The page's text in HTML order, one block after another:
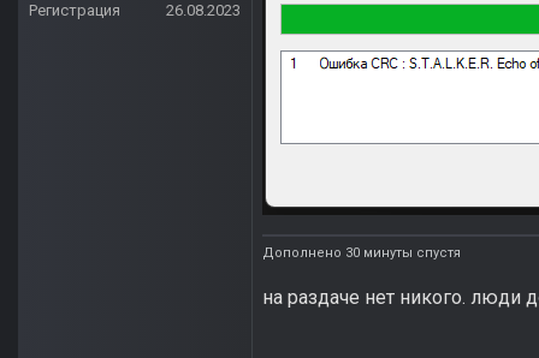
Регистрация
26.08.2023
Дополнено 30 минуты спустя
на раздаче нет никого. люди